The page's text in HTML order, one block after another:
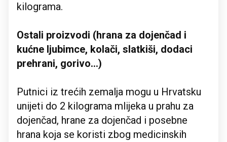
kilograma.
Ostali proizvodi (hrana za dojenčad i
kućne ljubimce, kolači, slatkiši, dodaci
prehrani, gorivo...)
Putnici iz trećih zemalja mogu u Hrvatsku
unijeti do 2 kilograma mlijeka u prahu za
dojenčad, hrane za dojenčad i posebne
hrana koja se koristi zbog medicinskih